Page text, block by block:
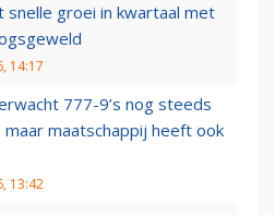
snelle groei in kwartaal met
14:17
777-9’s nog steeds
maatschappij heeft ook
13:42